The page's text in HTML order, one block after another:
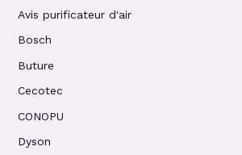
Avis purificateur d'air
Bosch
Buture
Cecotec
CONOPU
Dyson